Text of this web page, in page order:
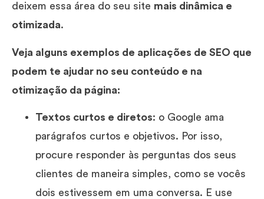
deixem essa área do seu site mais dinâmica e
otimizada.
Veja alguns exemplos de aplicações de SEO que
podem te ajudar no seu conteúdo e na
otimização da página:
Textos curtos e diretos: o Google ama
parágrafos curtos e objetivos. Por isso,
procure responder às perguntas dos seus
clientes de maneira simples, como se vocês
dois estivessem em uma conversa. E use